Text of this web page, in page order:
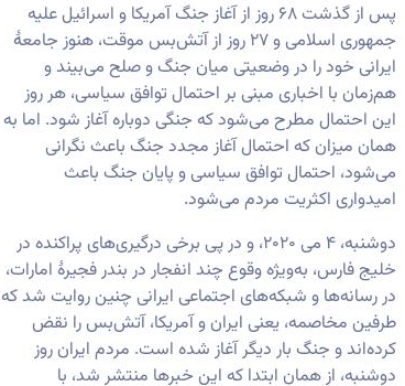
پس از گذشت ۶۸ روز از آغاز جنگ آمریکا و اسرائیل علیه
جمهوری اسلامی و ۲۷ روز از آتش‌بس موقت، هنوز جامعهٔ
ایرانی خود را در وضعیتی میان جنگ و صلح می‌بیند و
هم‌زمان با اخباری مبنی بر احتمال توافق سیاسی، هر روز
این احتمال مطرح می‌شود که جنگی دوباره آغاز شود. اما به
همان میزان که احتمال آغاز مجدد جنگ باعث نگرانی
می‌شود، احتمال توافق سیاسی و پایان جنگ باعث
امیدواری اکثریت مردم می‌شود.
دوشنبه، ۴ می ۲۰۲۰، و در پی برخی درگیری‌های پراکنده در
خلیج فارس، به‌ویژه وقوع چند انفجار در بندر فجیرهٔ امارات،
در رسانه‌ها و شبکه‌های اجتماعی ایرانی چنین روایت شد که
طرفین مخاصمه، یعنی ایران و آمریکا، آتش‌بس را نقض
کرده‌اند و جنگ بار دیگر آغاز شده است. مردم ایران روز
دوشنبه، از همان ابتدا که این خبرها منتشر شد، با